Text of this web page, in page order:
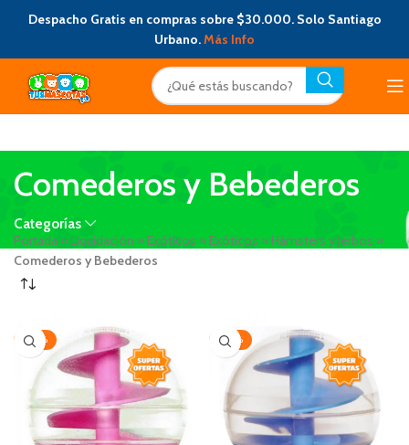
Despacho Gratis en compras sobre $30.000. Solo Santiago
Urbano.Más Info
Comederos y Bebederos
Categorías
Portada »Liquidación »Exóticos »Exóticos »Hámsters y Jerbos »
Comederos y Bebederos
-20% -20%